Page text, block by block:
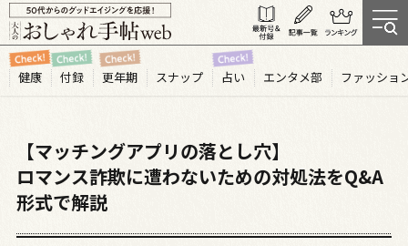
健康 付録 更年期 スナップ 占い エンタメ部 ファッショ
【マッチングアプリの落とし穴】
ロマンス詐欺に遭わないための対処法をQ&A
形式で解説